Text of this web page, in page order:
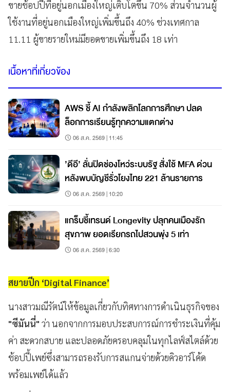
ขายช้อปปี้ที่อยู่นอกเมืองใหญ่เติบโตขึ้น 70% ส่วนจำนวนผู้
ใช้งานที่อยู่นอกเมืองใหญ่เพิ่มขึ้นถึง 40% ช่วงเทศกาล
11.11 ผู้ขายรายใหม่มียอดขายเพิ่มขึ้นถึง 18 เท่า
เนื้อหาที่เกี่ยวข้อง
AWS ชี้ AI กำลังพลิกโลกการศึกษา ปลด
ล็อกการเรียนรู้ทุกความแตกต่าง
06 ส.ค. 2569 | 11:45
’ดีอี’ ลั่นปิดช่องโหว่ระบบรัฐ สั่งใช้ MFA ด่วน
หลังพบบัญชีรั่วโยงไทย 221 ล้านรายการ
06 ส.ค. 2569 | 10:20
แกร็บชี้เทรนด์ Longevity ปลุกคนเมืองรัก
สุขภาพ ยอดเรียกรถไปสวนพุ่ง 5 เท่า
06 ส.ค. 2569 | 6:30
สยายปีก ‘Digital Finance’
นางสาวมณีรัตน์ให้ข้อมูลเกี่ยวกับทิศทางการดำเนินธุรกิจของ
"ซีมันนี่" ว่า นอกจากการมอบประสบการณ์การชำระเงินที่คุ้ม
ค่า สะดวกสบาย และปลอดภัยครอบคลุมในทุกไลฟ์สไตล์ด้วย
ช้อปปี้เพย์ซึ่งสามารถรองรับการสแกนจ่ายด้วยคิวอาร์โค้ด
พร้อมเพย์ได้แล้ว